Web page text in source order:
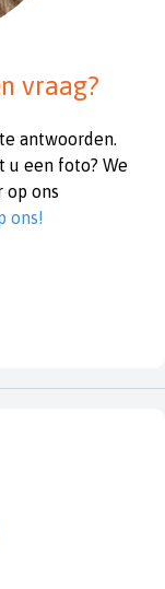
vraag?
antwoorden.
een foto? We
op ons
ons!